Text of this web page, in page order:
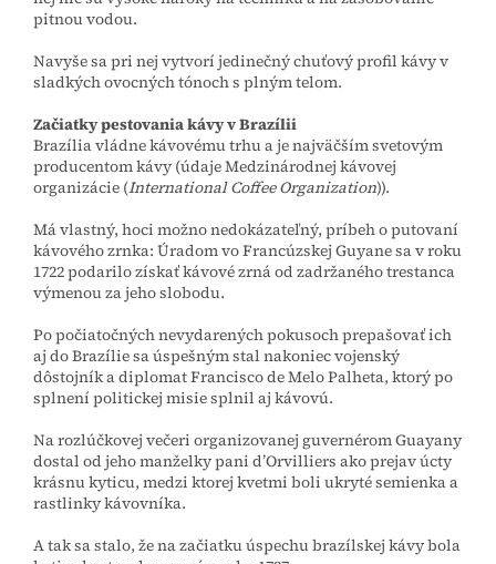
pitnou vodou.
Navyše sa pri nej vytvorí jedinečný chuťový profil kávy v
sladkých ovocných tónoch s plným telom.
Začiatky pestovania kávy v Brazílii
Brazília vládne kávovému trhu a je najväčším svetovým
producentom kávy (údaje Medzinárodnej kávovej
organizácie (International Coffee Organization)).
Má vlastný, hoci možno nedokázateľný, príbeh o putovaní
kávového zrnka: Úradom vo Francúzskej Guyane sa v roku
1722 podarilo získať kávové zrná od zadržaného trestanca
výmenou za jeho slobodu.
Po počiatočných nevydarených pokusoch prepašovať ich
aj do Brazílie sa úspešným stal nakoniec vojenský
dôstojník a diplomat Francisco de Melo Palheta, ktorý po
splnení politickej misie splnil aj kávovú.
Na rozlúčkovej večeri organizovanej guvernérom Guayany
dostal od jeho manželky pani d’Orvilliers ako prejav úcty
krásnu kyticu, medzi ktorej kvetmi boli ukryté semienka a
rastlinky kávovníka.
A tak sa stalo, že na začiatku úspechu brazílskej kávy bola